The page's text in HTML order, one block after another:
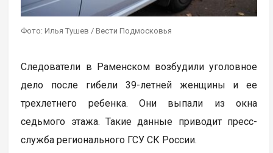
Фото: Илья Тушев / Вести Подмосковья
Следователи в Раменском возбудили уголовное
дело после гибели 39-летней женщины и ее
трехлетнего ребенка. Они выпали из окна
седьмого этажа. Такие данные приводит пресс-
служба регионального ГСУ СК России.